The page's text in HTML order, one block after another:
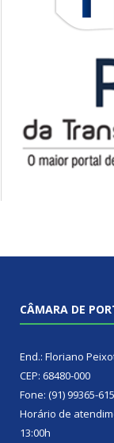
CÂMARA DE
End.: Floriano
CEP: 68480-000
Fone: (91) 99365-
Horário de
13:00h